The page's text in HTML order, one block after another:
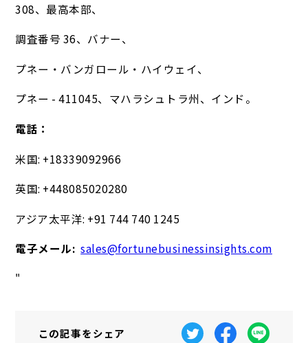
308、最高本部、
調査番号 36、バナー、
プネー・バンガロール・ハイウェイ、
プネー - 411045、マハラシュトラ州、インド。
電話：
米国: +18339092966
英国: +448085020280
アジア太平洋: +91 744 740 1245
電子メール: sales@fortunebusinessinsights.com
"
この記事をシェア